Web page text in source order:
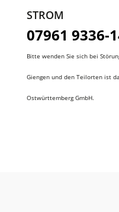
STROM
07961 9336-
Bitte wenden Sie sich bei
Giengen und den Teilorten ist
Ostwürttemberg GmbH.